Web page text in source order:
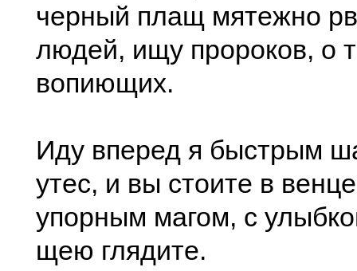
черный плащ мятежно
людей, ищу пророков, о
вопиющих.
Иду вперед я быстрым
утес, и вы стоите в
упорным магом, с
щею глядите.